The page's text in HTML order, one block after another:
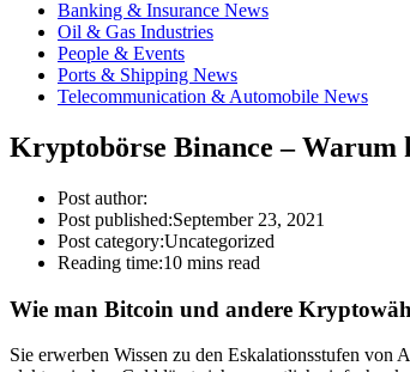
Banking & Insurance News
Oil & Gas Industries
People & Events
Ports & Shipping News
Telecommunication & Automobile News
Kryptobörse Binance – Warum
Post author:
Post published:September 23, 2021
Post category:Uncategorized
Reading time:10 mins read
Wie man Bitcoin und andere
Sie erwerben Wissen zu den Eskalationsstufen von